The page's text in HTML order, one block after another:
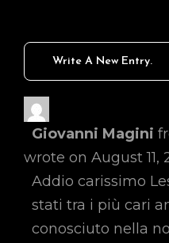
Giovanni Magini
wrote on August 11,
Addio carissimo
stati tra i più cari
conosciuto nella